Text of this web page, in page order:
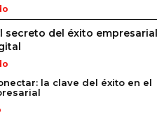
secreto del éxito empresarial
la clave del éxito en el